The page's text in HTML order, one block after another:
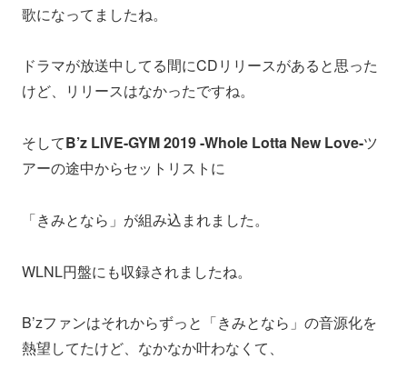
歌になってましたね。
ドラマが放送中してる間にCDリリースがあると思った
けど、リリースはなかったですね。
そしてB’z LIVE-GYM 2019 -Whole Lotta New Love-ツ
アーの途中からセットリストに
「きみとなら」が組み込まれました。
WLNL円盤にも収録されましたね。
B’zファンはそれからずっと「きみとなら」の音源化を
熱望してたけど、なかなか叶わなくて、